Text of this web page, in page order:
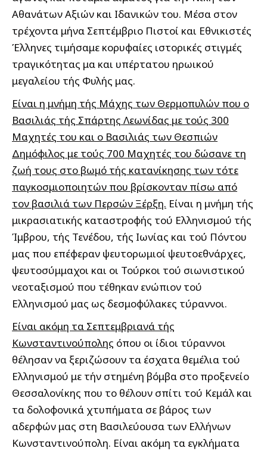
Αθανάτων Αξιών και Ιδανικών του. Μέσα στον
τρέχοντα μήνα Σεπτέμβριο Πιστοί και Εθνικιστές
Έλληνες τιμήσαμε κορυφαίες ιστορικές στιγμές
τραγικότητας μα και υπέρτατου ηρωικού
μεγαλείου τής Φυλής μας.
Είναι η μνήμη τής Μάχης των Θερμοπυλών που ο
Βασιλιάς τής Σπάρτης Λεωνίδας με τούς 300
Μαχητές του και ο Βασιλιάς των Θεσπιών
Δημόφιλος με τούς 700 Μαχητές του δώσανε τη
ζωή τους στο βωμό τής κατανίκησης των τότε
παγκοσμιοποιητών που βρίσκονταν πίσω από
τον βασιλιά των Περσών Ξέρξη. Είναι η μνήμη τής
μικρασιατικής καταστροφής τού Ελληνισμού τής
Ίμβρου, τής Τενέδου, τής Ιωνίας και τού Πόντου
μας που επέφεραν ψευτορωμιοί ψευτοεθνάρχες,
ψευτοσύμμαχοι και οι Τούρκοι τού σιωνιστικού
νεοταξισμού που τέθηκαν ενώπιον τού
Ελληνισμού μας ως δεσμοφύλακες τύραννοι.
Είναι ακόμη τα Σεπτεμβριανά τής
Κωνσταντινούπολης όπου οι ίδιοι τύραννοι
θέλησαν να ξεριζώσουν τα έσχατα θεμέλια τού
Ελληνισμού με τήν στημένη βόμβα στο προξενείο
Θεσσαλονίκης που το θέλουν σπίτι τού Κεμάλ και
τα δολοφονικά χτυπήματα σε βάρος των
αδερφών μας στη Βασιλεύουσα των Ελλήνων
Κωνσταντινούπολη. Είναι ακόμη τα εγκλήματα